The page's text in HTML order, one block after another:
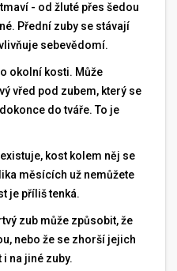
- od žluté přes šedou
Přední zuby se stávají
sebevědomí.
okolní kosti. Může
vřed pod zubem, který se
do tváře. To je
kost kolem něj se
měsících už nemůžete
je příliš tenká.
zub může způsobit, že
nebo že se zhorší jejich
na jiné zuby.